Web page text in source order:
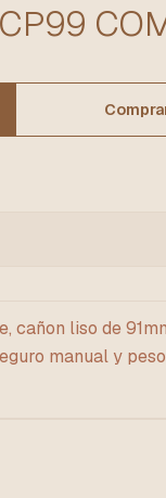
cañon liso de
manual y